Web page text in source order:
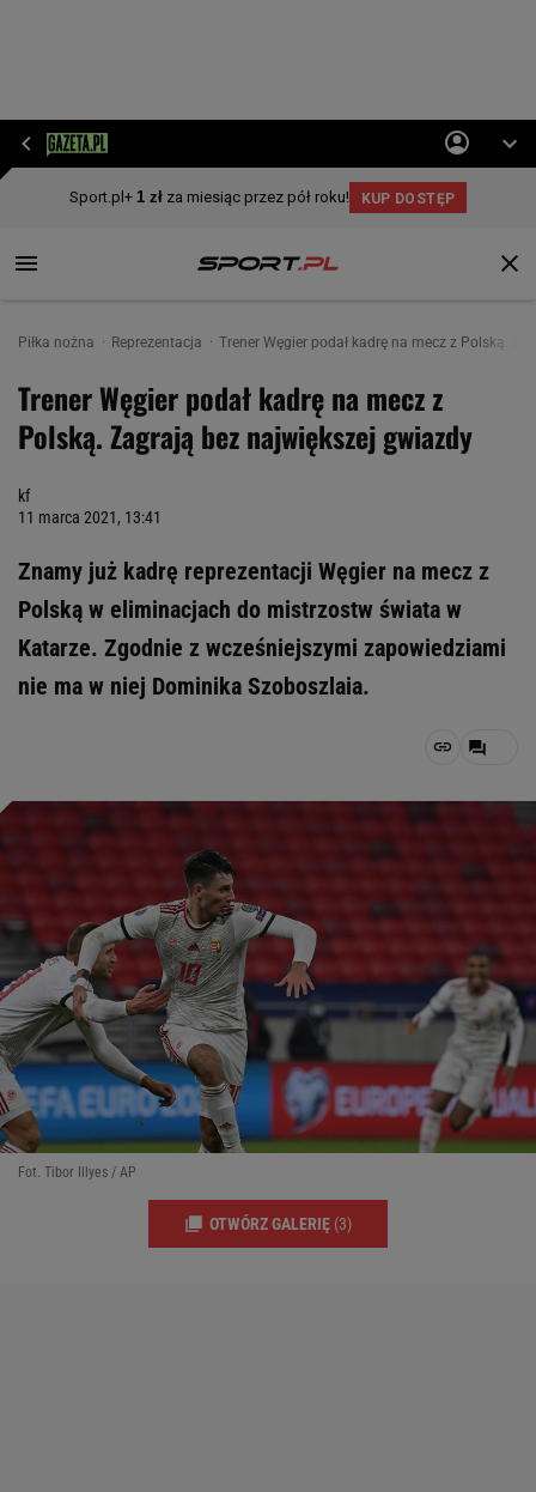
Piłka nożna Reprezentacja Trener Węgier podał kadrę na mecz z Polską.
Trener Węgier podał kadrę na mecz z
Polską. Zagrają bez największej gwiazdy
kf
11 marca 2021, 13:41
Znamy już kadrę reprezentacji Węgier na mecz z
Polską w eliminacjach do mistrzostw świata w
Katarze. Zgodnie z wcześniejszymi zapowiedziami
nie ma w niej Dominika Szoboszlaia.
Fot. Tibor Illyes / AP
OTWÓRZ GALERIĘ (3)